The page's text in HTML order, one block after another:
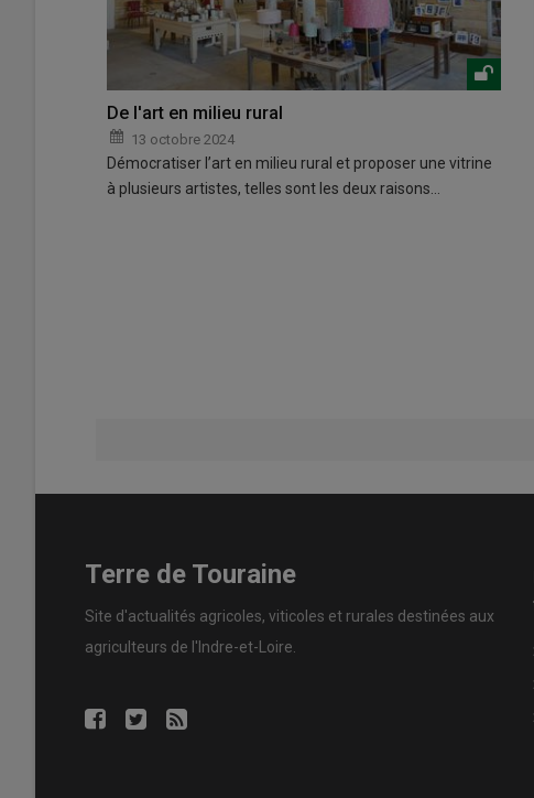
De l'art en milieu rural
13 octobre 2024
Démocratiser l’art en milieu rural et proposer une vitrine
à plusieurs artistes, telles sont les deux raisons…
Terre de Touraine
Site d'actualités agricoles, viticoles et rurales destinées aux
agriculteurs de l'Indre-et-Loire.